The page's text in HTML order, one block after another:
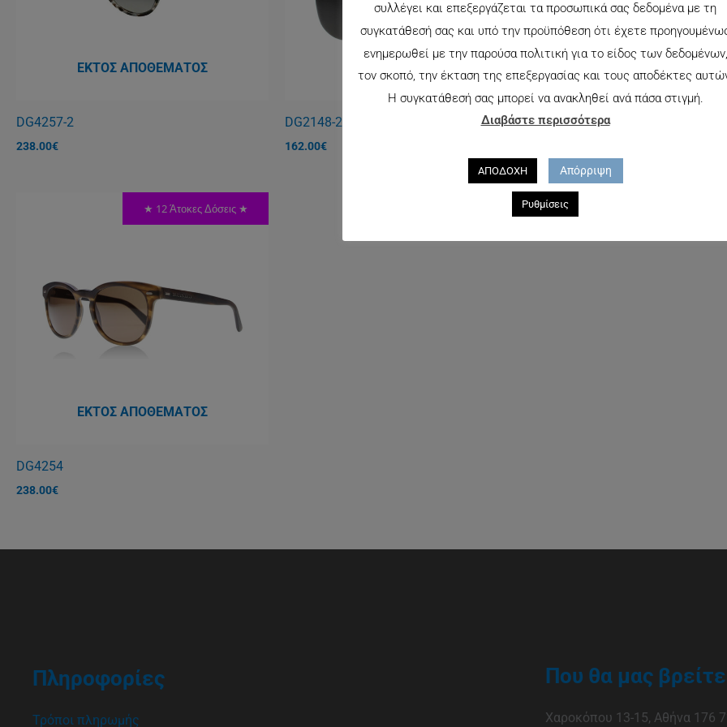
ΕΚΤΌΣ ΑΠΟΘΈΜΑΤΟΣ
DG4257-2
238.00€
ΕΚΤΌΣ ΑΠΟΘΈΜΑΤΟΣ
DG2148-2
162.00€
RAY BAN 2447 1160
★ 12 Άτοκες Δόσεις ★
ΕΚΤΌΣ ΑΠΟΘΈΜΑΤΟΣ
DG4254
238.00€
Πληροφορίες
Τρόποι πληρωμής
Που θα μας βρείτε
Χαροκόπου 13-15, Αθήνα 176
συλλέγει και επεξεργάζεται τα προσωπικά σας δεδομένα με τη
συγκατάθεσή σας και υπό την προϋπόθεση ότι έχετε
ενημερωθεί με την παρούσα πολιτική για το είδος των δεδομένων,
τον σκοπό, την έκταση της επεξεργασίας και τους αποδέκτες
Η συγκατάθεσή σας μπορεί να ανακληθεί ανά πάσα στιγμή.
Διαβάστε περισσότερα
ΑΠΟΔΟΧΗ Απόρριψη
Ρυθμίσεις